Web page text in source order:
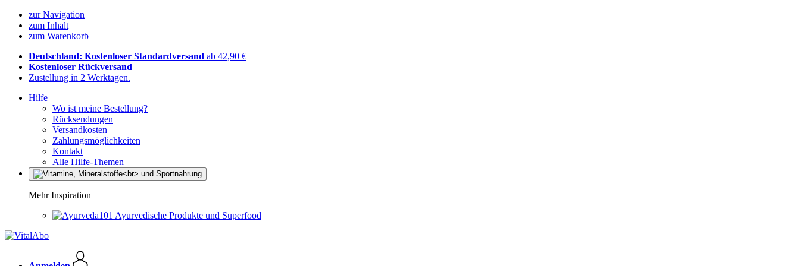
zur Navigation
zum Inhalt
zum Warenkorb
Deutschland: Kostenloser Standardversand ab 42,90 €
Kostenloser Rückversand
Zustellung in 2 Werktagen.
Hilfe
Wo ist meine Bestellung?
Rücksendungen
Versandkosten
Zahlungsmöglichkeiten
Kontakt
Alle Hilfe-Themen
Mehr Inspiration
Ayurvedische Produkte und Superfood